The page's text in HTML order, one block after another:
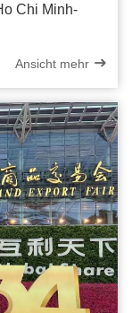
Chi Minh-
Ansicht mehr